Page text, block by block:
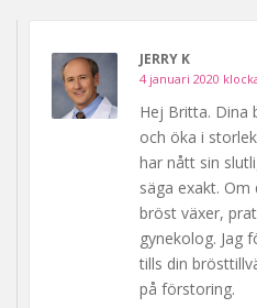
JERRY K
4 januari 2020
Hej Britta. Dina
och öka i
har nått sin
säga exakt.
bröst växer,
gynekolog. Jag
tills din
på förstoring.